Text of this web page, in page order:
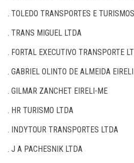
. TOLEDO TRANSPORTES E
. TRANS MIGUEL LTDA
. FORTAL EXECUTIVO TRANSPORTE
. GABRIEL OLINTO DE ALMEIDA EIRELI
. GILMAR ZANCHET EIRELI-ME
. HR TURISMO LTDA
. INDYTOUR TRANSPORTES LTDA
. J A PACHESNIK LTDA